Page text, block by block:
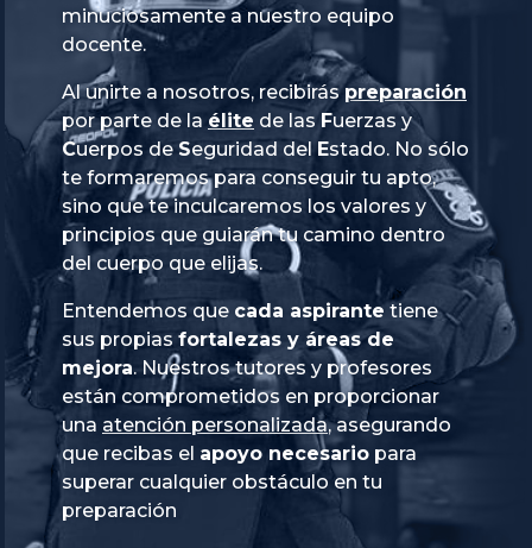
minuciosamente a nuestro equipo
docente.
Al unirte a nosotros, recibiráspreparación
por parte de la élite de las Fuerzas y
Cuerpos de Seguridad del Estado. No sólo
te formaremos para conseguir tu apto,
sino que te inculcaremos los valores y
principios que guiarán tu camino dentro
del cuerpo que elijas.
Entendemos que cada aspirante tiene
sus propias fortalezas y áreas de
mejora. Nuestros tutores y profesores
están comprometidos en proporcionar
una atención personalizada, asegurando
que recibas el apoyo necesario para
superar cualquier obstáculo en tu
preparación